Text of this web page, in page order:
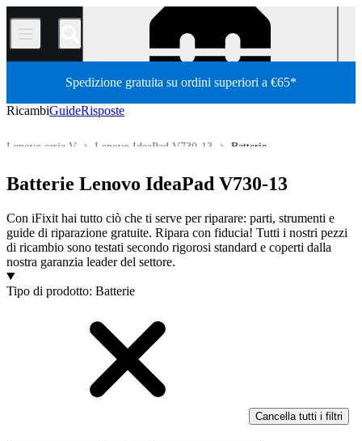
/
Spedizione gratuita su ordini superiori a €65*
RicambiGuideRisposte
Batterie
Lenovo IdeaPad V730-13
Lenovo serie V
Batterie Lenovo IdeaPad V730-13
Con iFixit hai tutto ciò che ti serve per riparare: parti, strumenti e
guide di riparazione gratuite. Ripara con fiducia! Tutti i nostri pezzi
di ricambio sono testati secondo rigorosi standard e coperti dalla
nostra garanzia leader del settore.
Prodotti
Tipo di prodotto: Batterie
Cancella tutti i filtri